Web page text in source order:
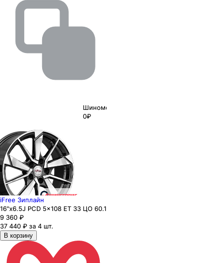
Шиномонтаж
0₽
iFree Зиплайн
16"x6.5J PCD 5x108 ЕТ 33 ЦО 60.1
9 360 ₽
37 440 ₽ за 4 шт.
В корзину